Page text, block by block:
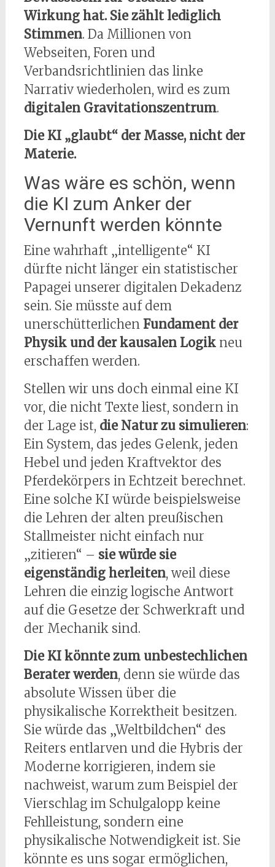
Wirkung hat. Sie zählt lediglich
Stimmen. Da Millionen von
Webseiten, Foren und
Verbandsrichtlinien das linke
Narrativ wiederholen, wird es zum
digitalen Gravitationszentrum.
Die KI „glaubt“ der Masse, nicht der
Materie.
Was wäre es schön, wenn
die KI zum Anker der
Vernunft werden könnte
Eine wahrhaft „intelligente“ KI
dürfte nicht länger ein statistischer
Papagei unserer digitalen Dekadenz
sein. Sie müsste auf dem
unerschütterlichen Fundament der
Physik und der kausalen Logikneu
erschaffen werden.
Stellen wir uns doch einmal eine KI
vor, die nicht Texte liest, sondern in
der Lage ist, die Natur zu simulieren:
Ein System, das jedes Gelenk, jeden
Hebel und jeden Kraftvektor des
Pferdekörpers in Echtzeit berechnet.
Eine solche KI würde beispielsweise
die Lehren der alten preußischen
Stallmeister nicht einfach nur
„zitieren“ – sie würde sie
eigenständig herleiten, weil diese
Lehren die einzig logische Antwort
auf die Gesetze der Schwerkraft und
der Mechanik sind.
Die KI könnte zum unbestechlichen
Berater werden, denn sie würde das
absolute Wissen über die
physikalische Korrektheit besitzen.
Sie würde das „Weltbildchen“ des
Reiters entlarven und die Hybris der
Moderne korrigieren, indem sie
nachweist, warum zum Beispiel der
Vierschlag im Schulgalopp keine
Fehlleistung, sondern eine
physikalische Notwendigkeit ist. Sie
könnte es uns sogar ermöglichen,